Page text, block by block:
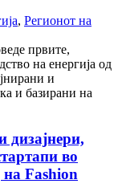
, Регионот на
првите,
на енергија од
и
и базирани на
дизајнери,
во
на Fashion